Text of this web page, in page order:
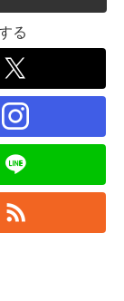
る